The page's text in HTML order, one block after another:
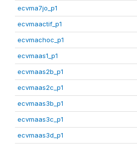
ecvma7jo_p1
ecvmaactif_p1
ecvmachoc_p1
ecvmaas1_p1
ecvmaas2b_p1
ecvmaas2c_p1
ecvmaas3b_p1
ecvmaas3c_p1
ecvmaas3d_p1